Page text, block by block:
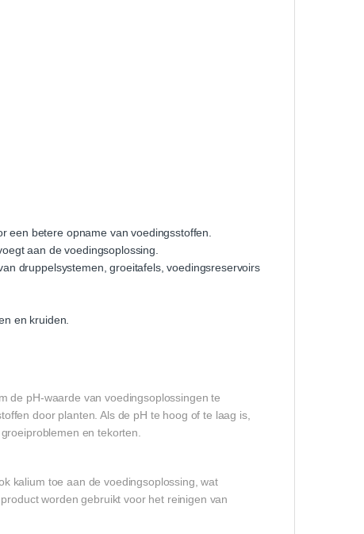
een betere opname van voedingsstoffen.
aan de voedingsoplossing.
druppelsystemen, groeitafels, voedingsreservoirs
en kruiden.
de pH-waarde van voedingsoplossingen te
door planten. Als de pH te hoog of te laag is,
en tekorten.
kalium toe aan de voedingsoplossing, wat
worden gebruikt voor het reinigen van